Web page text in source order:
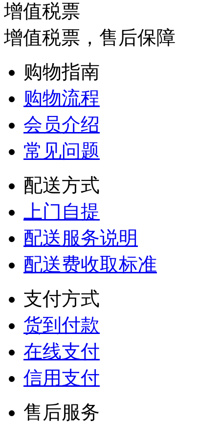
增值税票
增值税票，售后保障
购物指南
购物流程
会员介绍
常见问题
配送方式
上门自提
配送服务说明
配送费收取标准
支付方式
货到付款
在线支付
信用支付
售后服务